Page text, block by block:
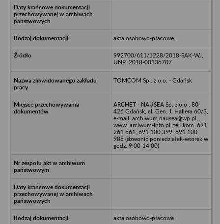
akta osobowo-płacowe
992700/611/1228/2018-SAK-WJ,
UNP: 2018-00136707
TOMCOM Sp;. z o.o. - Gdańsk
ARCHET - NAUSEA Sp. z o.o., 80-
426 Gdańsk, al. Gen. J. Hallera 60/3,
e-mail: archiwum.nausea@wp.pl,
www: arciwum-info.pl; tel. kom. 691
261 661; 691 100 399; 691 100
988 (dzwonić poniedziałek-wtorek w
godz. 9:00-14:00)
akta osobowo-płacowe